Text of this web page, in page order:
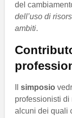
del
dell’uso di
ambiti.
simposio
professionisti
alcuni dei quali